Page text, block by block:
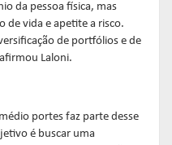
da pessoa física, mas
de vida e apetite a risco.
de portfólios e de
Laloni.
portes faz parte desse
é buscar uma